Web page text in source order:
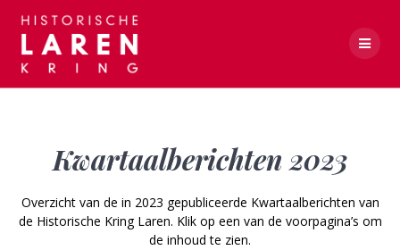
Kwartaalberichten 2023
Overzicht van de in 2023 gepubliceerde Kwartaalberichten van
de Historische Kring Laren. Klik op een van de voorpagina’s om
de inhoud te zien.